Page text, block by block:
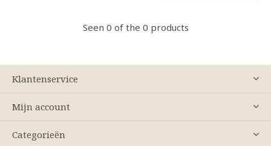
Seen 0 of the 0 products
Klantenservice
Mijn account
Categorieën